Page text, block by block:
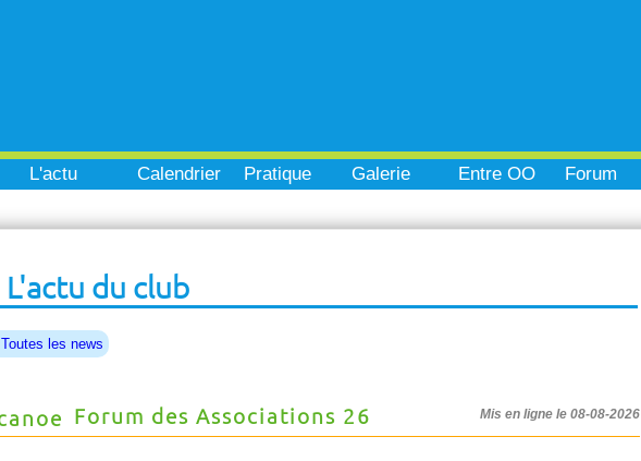
L'actu Calendrier Pratique Galerie Entre OO Forum
L'actu du club
Toutes les news
Forum des Associations 26 Mis en ligne le 08-08-2026